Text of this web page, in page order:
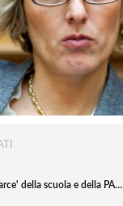
della scuola e della PA…